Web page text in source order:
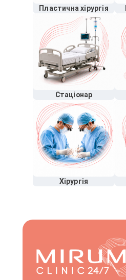
Пластична хірургія
Стаціонар
Хірургія